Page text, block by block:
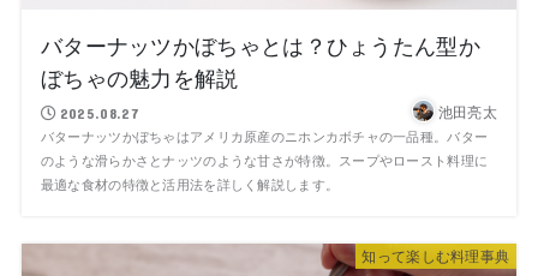
バターナッツかぼちゃとは？ひょうたん型か
ぼちゃの魅力を解説
2025.08.27 池田亮太
バターナッツかぼちゃはアメリカ原産のニホンカボチャの一品種。バター
のような滑らかさとナッツのような甘さが特徴。スープやロースト料理に
最適な食材の特徴と活用法を詳しく解説します。
知って楽しむ料理事典